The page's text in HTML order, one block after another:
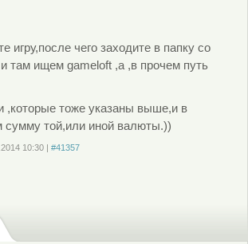
игру,после чего заходите в папку со
там ищем gameloft ,а ,в прочем путь
,которые тоже указаны выше,и в
сумму той,или иной валюты.))
10:30| #41357